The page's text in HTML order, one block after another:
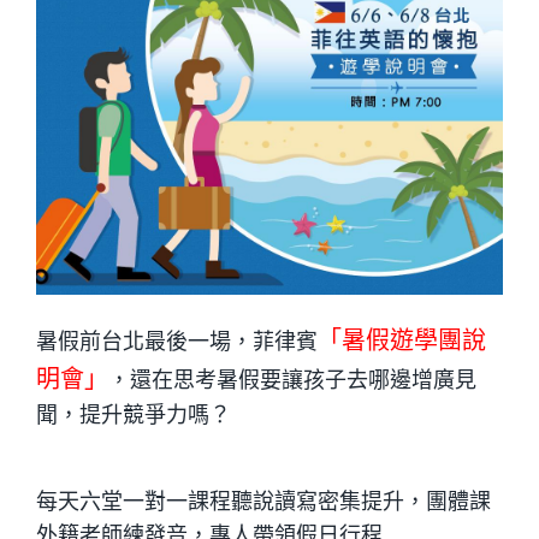
暑假前台北最後一場，菲律賓
「暑假遊學團說
明會」
，還在思考暑假要讓孩子去哪邊增廣見
聞，提升競爭力嗎？
每天六堂一對一課程聽說讀寫密集提升，團體課